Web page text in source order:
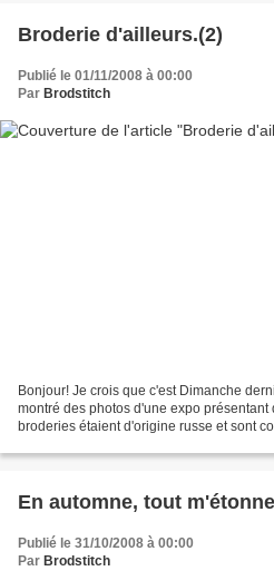
Broderie d'ailleurs.(2)
Publié le 01/11/2008 à 00:00
Par Brodstitch
Bonjour! Je crois que c'est Dimanche
montré des photos d'une expo
broderies étaient d'origine russe et sont
En automne, tout
Publié le 31/10/2008 à 00:00
Par Brodstitch